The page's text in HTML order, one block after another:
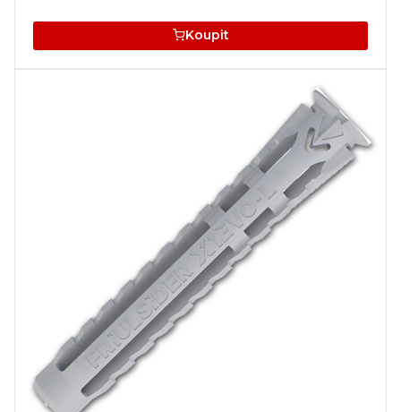
Koupit